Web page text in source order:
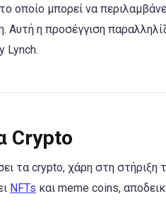
οποίο μπορεί να
Αυτή η προσέγγιση
Lynch.
Crypto
τα crypto, χάρη στη
NFTs και meme coins,